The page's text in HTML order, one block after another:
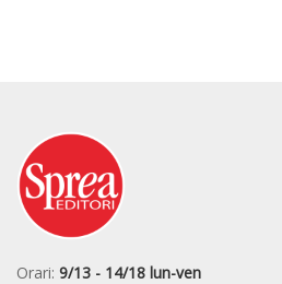
Orari: 9/13 - 14/18 lun-ven